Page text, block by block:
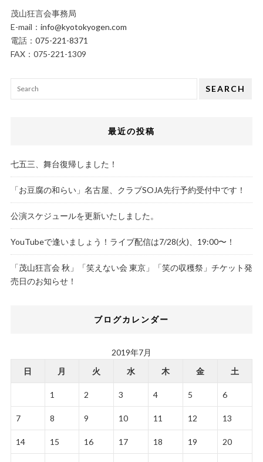
茂山狂言会事務局
E-mail： info@kyotokyogen.com
電話： 075-221-8371
FAX：075-221-1309
SEARCH
最近の投稿
七五三、舞台復帰しました！
「お豆腐の和らい」名古屋、クラブSOJA先行予約受付中です！
公演スケジュールを更新いたしました。
YouTubeで逢いましょう！ライブ配信は7/28(火)、19:00〜！
「茂山狂言会 秋」「笑えない会 東京」「笑の収穫祭」チケット発
売日のお知らせ！
ブログカレンダー
2019年7月
日
月 火 水 木 金 土
1 2 3 4 5 6
7 8 9 10 11 12 13
14 15 16 17 18 19 20